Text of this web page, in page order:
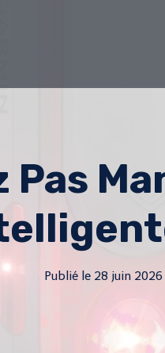
Pas
Publié le 28 juin 2026